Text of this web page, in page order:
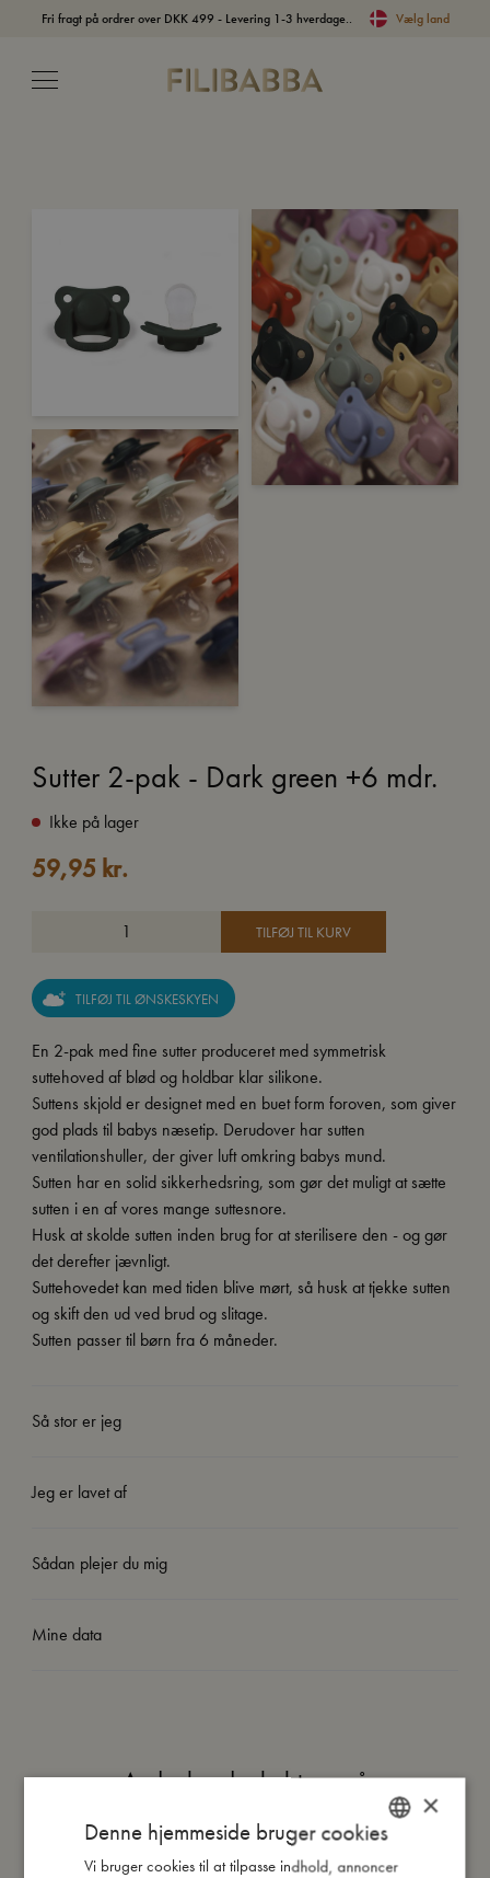
Fri fragt på ordrer over DKK 499 - Levering 1-3 hverdage.. Vælg land
Sutter 2-pak - Dark green +6 mdr.
Ikke på lager
59,95 kr.
TILFØJ TIL KURV
TILFØJ TIL ØNSKESKYEN
En 2-pak med fine sutter produceret med symmetrisk
suttehoved af blød og holdbar klar silikone.
Suttens skjold er designet med en buet form foroven, som giver
god plads til babys næsetip. Derudover har sutten
ventilationshuller, der giver luft omkring babys mund.
Sutten har en solid sikkerhedsring, som gør det muligt at sætte
sutten i en af vores mange suttesnore.
Husk at skolde sutten inden brug for at sterilisere den - og gør
det derefter jævnligt.
Suttehovedet kan med tiden blive mørt, så husk at tjekke sutten
og skift den ud ved brud og slitage.
Sutten passer til børn fra 6 måneder.
Så stor er jeg
Jeg er lavet af
Sådan plejer du mig
Mine data
Andre kunder købte også
DANISH
×
Denne hjemmeside bruger cookies
Vi bruger cookies til at tilpasse indhold, annoncer